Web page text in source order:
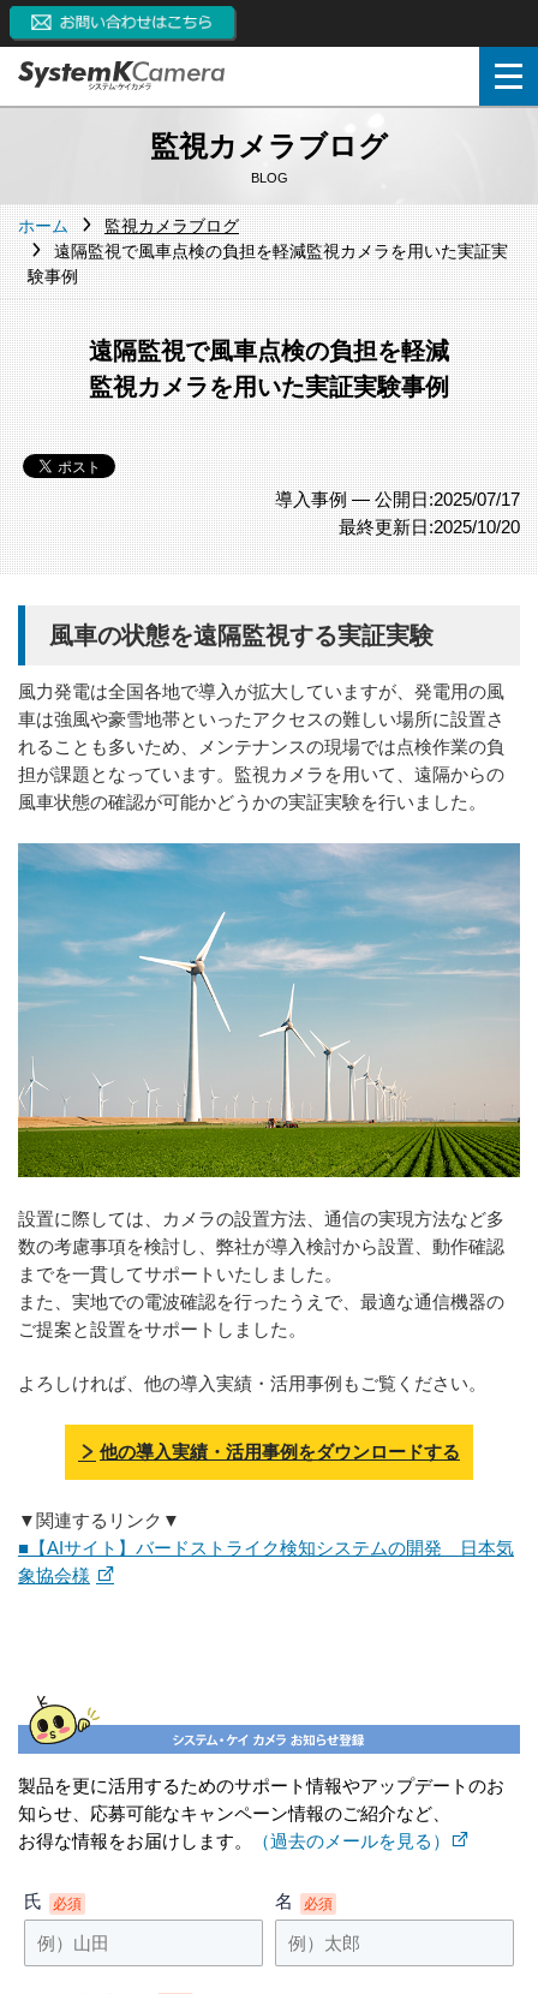
監視カメラブログ
BLOG
ホーム
監視カメラブログ
遠隔監視で風車点検の負担を軽減監視カメラを用いた実証実
験事例
遠隔監視で風車点検の負担を軽減
監視カメラを用いた実証実験事例
導入事例 —公開日:2025/07/17
最終更新日:2025/10/20
風車の状態を遠隔監視する実証実験
風力発電は全国各地で導入が拡大していますが、発電用の風
車は強風や豪雪地帯といったアクセスの難しい場所に設置さ
れることも多いため、メンテナンスの現場では点検作業の負
担が課題となっています。監視カメラを用いて、遠隔からの
風車状態の確認が可能かどうかの実証実験を行いました。
設置に際しては、カメラの設置方法、通信の実現方法など多
数の考慮事項を検討し、弊社が導入検討から設置、動作確認
までを一貫してサポートいたしました。
また、実地での電波確認を行ったうえで、最適な通信機器の
ご提案と設置をサポートしました。
よろしければ、他の導入実績・活用事例もご覧ください。
他の導入実績・活用事例をダウンロードする
▼関連するリンク▼
■【AIサイト】バードストライク検知システムの開発 日本気
象協会様
製品を更に活用するためのサポート情報やアップデートのお
知らせ、応募可能なキャンペーン情報のご紹介など、
お得な情報をお届けします。
（過去のメールを見る）
氏 必須 名 必須